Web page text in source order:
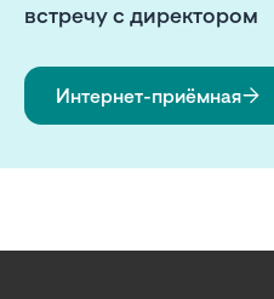
встречу с директором
Интернет-приёмная